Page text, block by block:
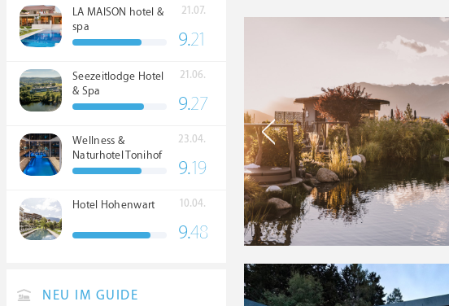
LA MAISON hotel &
spa
21.07.
9.21
Seezeitlodge Hotel
& Spa
21.06.
9.27
Wellness &
Naturhotel Tonihof
****S
23.04.
9.19
Hotel Hohenwart 10.04.
9.48
NEU IM GUIDE